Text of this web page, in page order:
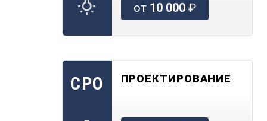
от 10 000₽
СРО ПРОЕКТИРОВАНИЕ